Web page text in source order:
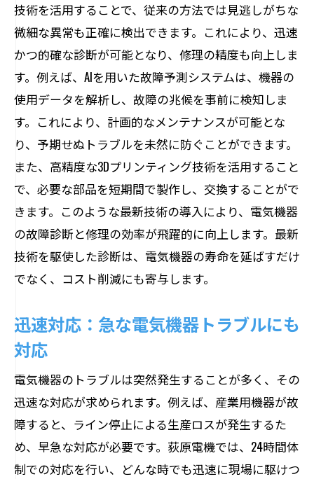
デジタルツールで迅速対応
エンジニアの技術研修と資格取得
最新技術を導入するメリット
家庭用から産業用まで安心の電気機器故障診
断は荻原電機にお任せ
家庭用電化製品の故障診断の手順
産業用機器の診断と修理事例
幅広い電気機器に対応する汎用性
安心のサポート体制と保証内容
お客様満足度の向上を目指して
長野県内での対応エリアとサービス内容
長野県での電気機器トラブル解決なら荻原電
機の専門家に相談
トラブル発生時の初動対応の重要性
問題解決までの具体的な流れ
エンジニアの専門知識と経験
迅速対応が可能な理由
長野県内の実績と信頼性
技術を活用することで、従来の方法では見逃しがちな
微細な異常も正確に検出できます。これにより、迅速
かつ的確な診断が可能となり、修理の精度も向上しま
す。例えば、AIを用いた故障予測システムは、機器の
使用データを解析し、故障の兆候を事前に検知しま
す。これにより、計画的なメンテナンスが可能とな
り、予期せぬトラブルを未然に防ぐことができます。
また、高精度な3Dプリンティング技術を活用すること
で、必要な部品を短期間で製作し、交換することがで
きます。このような最新技術の導入により、電気機器
の故障診断と修理の効率が飛躍的に向上します。最新
技術を駆使した診断は、電気機器の寿命を延ばすだけ
でなく、コスト削減にも寄与します。
迅速対応：急な電気機器トラブルにも
対応
電気機器のトラブルは突然発生することが多く、その
迅速な対応が求められます。例えば、産業用機器が故
障すると、ライン停止による生産ロスが発生するた
め、早急な対応が必要です。荻原電機では、24時間体
制での対応を行い、どんな時でも迅速に現場に駆けつ